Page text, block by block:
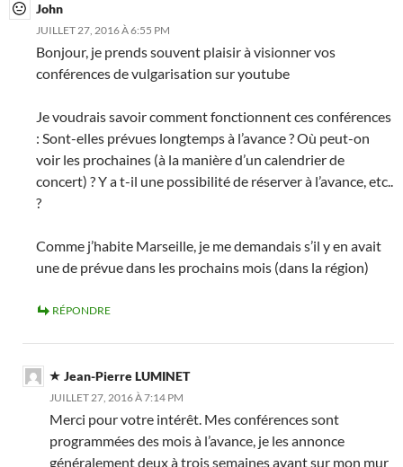
John
JUILLET 27, 2016 À 6:55 PM
Bonjour, je prends souvent plaisir à visionner vos
conférences de vulgarisation sur youtube
Je voudrais savoir comment fonctionnent ces conférences
: Sont-elles prévues longtemps à l’avance ? Où peut-on
voir les prochaines (à la manière d’un calendrier de
concert) ? Y a t-il une possibilité de réserver à l’avance, etc..
?
Comme j’habite Marseille, je me demandais s’il y en avait
une de prévue dans les prochains mois (dans la région)
RÉPONDRE
Jean-Pierre LUMINET
JUILLET 27, 2016 À 7:14 PM
Merci pour votre intérêt. Mes conférences sont
programmées des mois à l’avance, je les annonce
généralement deux à trois semaines avant sur mon mur